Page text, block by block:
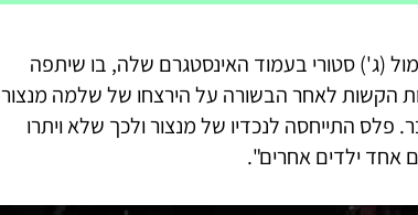
(ג') סטורי בעמוד האינסטגרם שלה, בו שיתפה
הקשות לאחר הבשורה על הירצחו של שלמה מנצור
כבר ב-7 באוקטובר. פלס התייחסה לנכדיו של מנצור ולכך שלא ויתרו
אחד ילדים אחרים".